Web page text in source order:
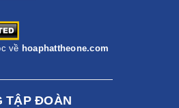
sạn, khu nghỉ dưỡng….
về hoaphattheone.com
TẬP ĐOÀN